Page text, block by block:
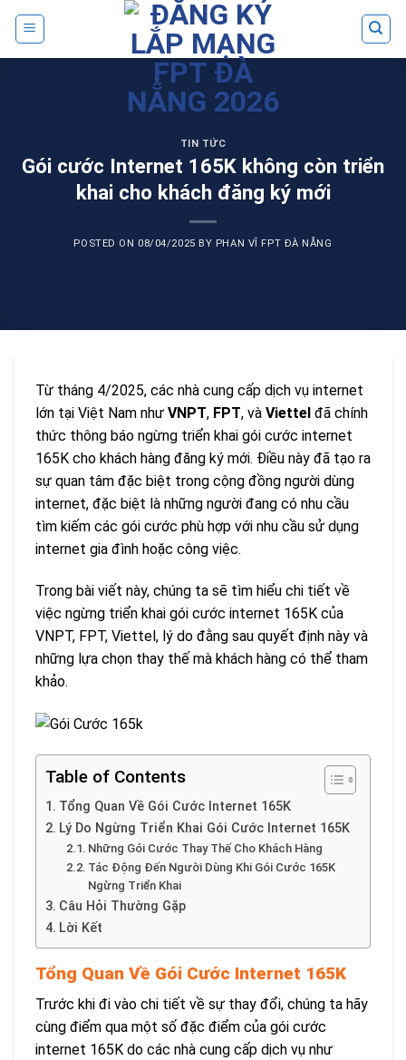
Skip
content
TIN TỨC
Gói cước Internet 165K không còn triển
khai cho khách đăng ký mới
POSTED ON 08/04/2025 BY PHAN VĨ FPT ĐÀ NẴNG
Từ tháng 4/2025, các nhà cung cấp dịch vụ internet
lớn tại Việt Nam như VNPT, FPT, và Viettel đã chính
thức thông báo ngừng triển khai gói cước internet
165K cho khách hàng đăng ký mới. Điều này đã tạo ra
sự quan tâm đặc biệt trong cộng đồng người dùng
internet, đặc biệt là những người đang có nhu cầu
tìm kiếm các gói cước phù hợp với nhu cầu sử dụng
internet gia đình hoặc công việc.
Trong bài viết này, chúng ta sẽ tìm hiểu chi tiết về
việc ngừng triển khai gói cước internet 165K của
VNPT, FPT, Viettel, lý do đằng sau quyết định này và
những lựa chọn thay thế mà khách hàng có thể tham
khảo.
Table of Contents
Tổng Quan Về Gói Cước Internet 165K
Lý Do Ngừng Triển Khai Gói Cước Internet 165K
Những Gói Cước Thay Thế Cho Khách Hàng
Tác Động Đến Người Dùng Khi Gói Cước 165K
Ngừng Triển Khai
Câu Hỏi Thường Gặp
Lời Kết
Tổng Quan Về Gói Cước Internet 165K
Trước khi đi vào chi tiết về sự thay đổi, chúng ta hãy
cùng điểm qua một số đặc điểm của gói cước
internet 165K do các nhà cung cấp dịch vụ như